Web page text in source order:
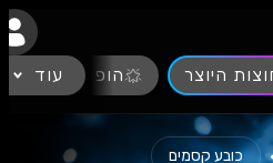
היוצר הופעות חיות
עוד
כובע קסמים